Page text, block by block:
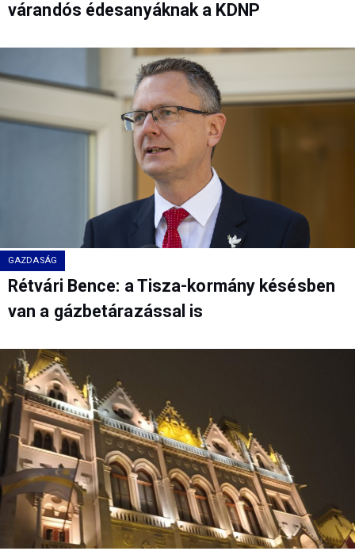
várandós édesanyáknak a KDNP
GAZDASÁG
Rétvári Bence: a Tisza-kormány késésben
van a gázbetárazással is